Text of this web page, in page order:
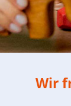
Wir